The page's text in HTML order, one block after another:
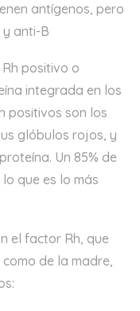
antígenos, pero
y anti-B
positivo o
integrada en los
positivos son los
glóbulos rojos, y
Un 85% de
que es lo más
el factor Rh, que
de la madre,